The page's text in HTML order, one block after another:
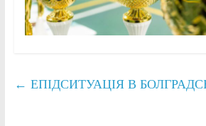
← ЕПІДСИТУАЦІЯ В